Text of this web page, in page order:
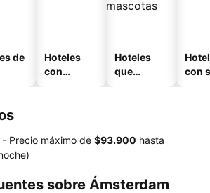
de
Hoteles
con
Hoteles
que
con
- Precio máximo de ‎$93.900 hasta
sobre Ámsterdam